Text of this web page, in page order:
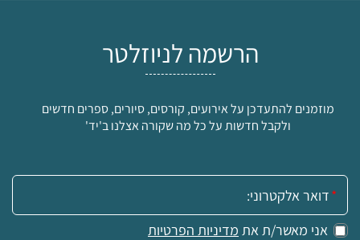
הרשמה לניוזלטר
מוזמנים להתעדכן על אירועים, קורסים, סיורים, ספרים חדשים
ולקבל חדשות על כל מה שקורה אצלנו ב'יד'
אימייל:
אני מאשר/ת את מדיניות הפרטיות